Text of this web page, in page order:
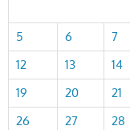
5
6 7
12
13 14
19
20 21
26
27 28